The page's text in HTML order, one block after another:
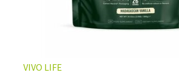
Pour ceux qui veulent retrouver le
glacé, sans se sentir lourd ni affamé.
🍯 CAFÉ FRAPPÉ AU CARAMEL PROTÉINÉ
VIVO LIFE